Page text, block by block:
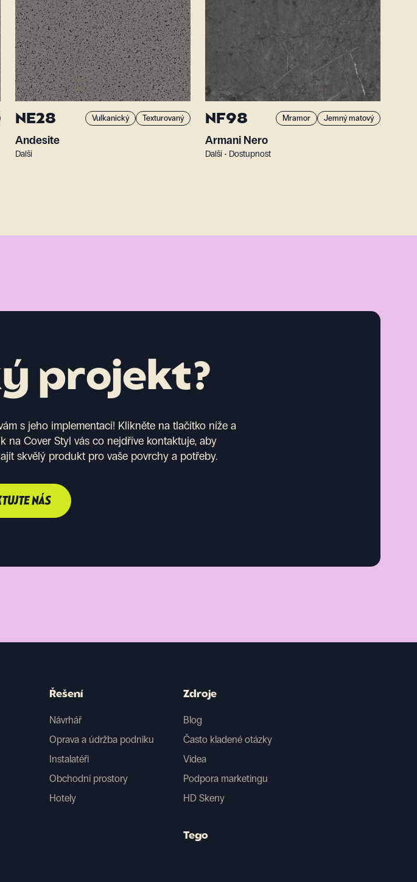
NE28 Vulkanický Texturovaný
Andesite
Další
NF98 Mramor Jemný matový
Armani Nero
Další • Dostupnost
projekt?
s jeho implementací! Klikněte na tlačítko níže a
na Cover Styl vás co nejdříve kontaktuje, aby
skvělý produkt pro vaše povrchy a potřeby.
NÁS
Řešení
Návrhář
Oprava a údržba podniku
Instalatéři
Obchodní prostory
Hotely
Zdroje
Blog
Často kladené otázky
Videa
Podpora marketingu
HD Skeny
Tego